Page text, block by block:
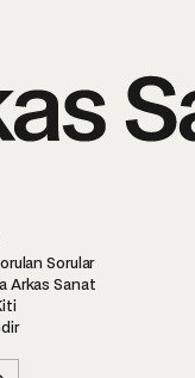
Sorular
Arkas Sanat